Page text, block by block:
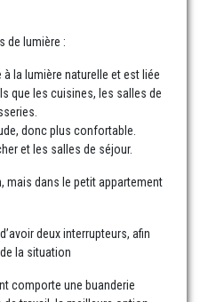
de lumière :
la lumière naturelle et est liée
que les cuisines, les salles de
donc plus confortable.
et les salles de séjour.
mais dans le petit appartement
deux interrupteurs, afin
la situation
comporte une buanderie